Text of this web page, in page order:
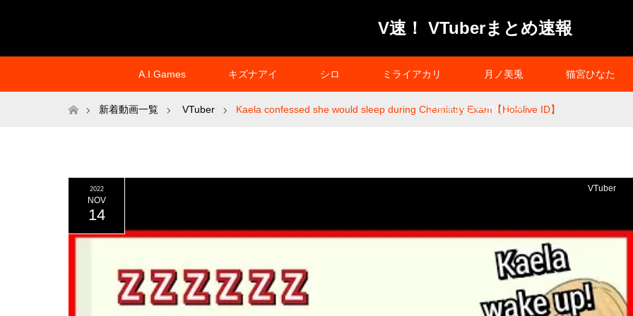
V速！ VTuberまとめ速報
A.I.Games キズナアイ シロ ミライアカリ 月ノ美兎 猫宮ひなた
プライバシーポリシー
ホーム新着動画一覧 VTuber Kaela confessed she would sleep during Chemistry Exam【Hololive ID】
2022
NOV
14
VTuber